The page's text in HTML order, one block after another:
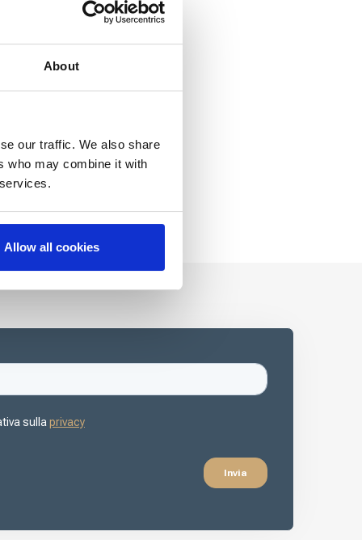
About
our traffic. We also share
who may combine it with
Allow all cookies